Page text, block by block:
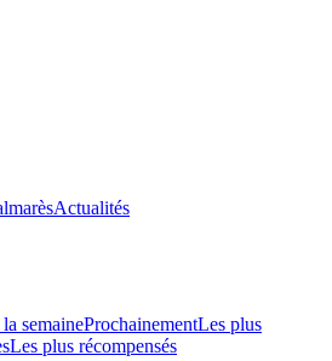
Actualités
semaineProchainementLes plus
Les plus récompensés